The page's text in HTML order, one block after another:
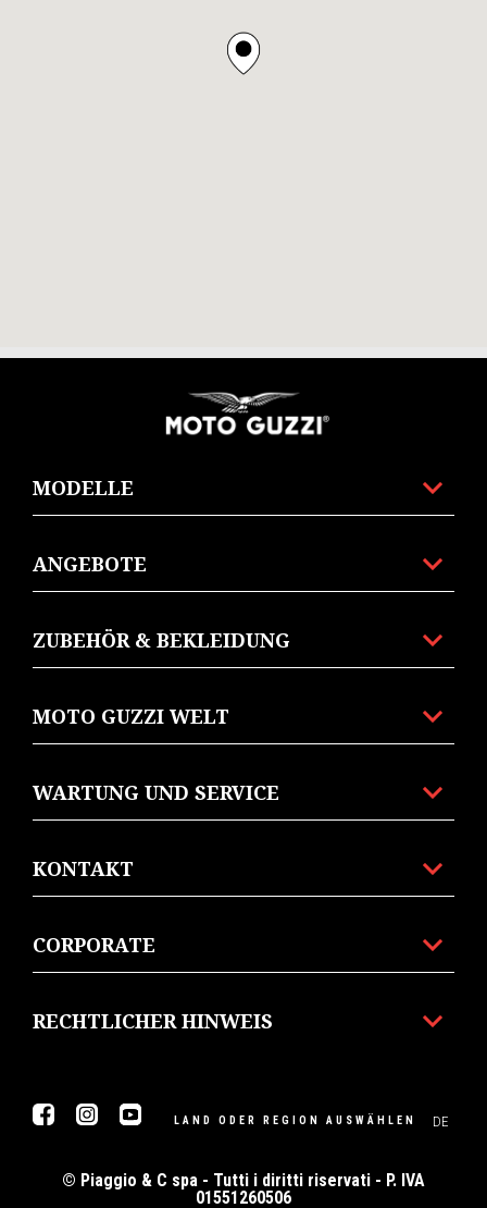
MODELLE
ANGEBOTE
ZUBEHÖR & BEKLEIDUNG
MOTO GUZZI WELT
WARTUNG UND SERVICE
KONTAKT
CORPORATE
RECHTLICHER HINWEIS
FacebookInstagramYoutube
LAND ODER REGION AUSWÄHLEN DE
© Piaggio & C spa - Tutti i diritti riservati - P. IVA
01551260506